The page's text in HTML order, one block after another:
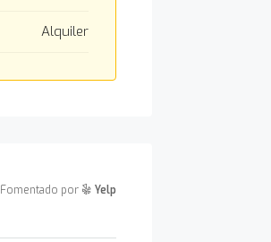
Alquiler
Fomentado por Yelp